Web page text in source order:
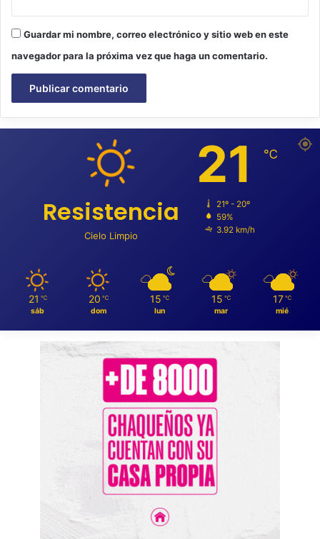
Guardar mi nombre, correo electrónico y sitio web en este
navegador para la próxima vez que haga un comentario.
Resistencia
Cielo Limpio
21 ℃
21º - 20º
59%
3.92 km/h
21 ℃
sáb
20 ℃
dom
15 ℃
lun
15 ℃
mar
17 ℃
mié